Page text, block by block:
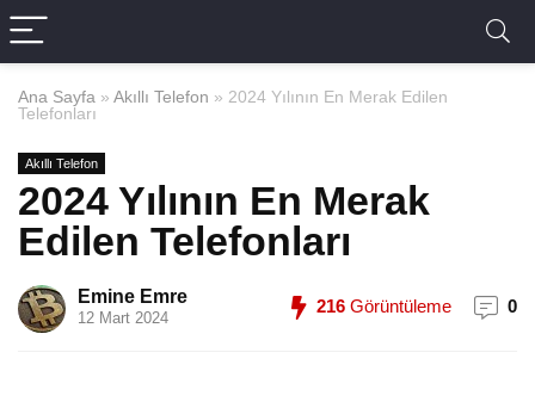
Ana Sayfa » Akıllı Telefon » 2024 Yılının En Merak Edilen
Telefonları
Akıllı Telefon
2024 Yılının En Merak
Edilen Telefonları
Emine Emre
12 Mart 2024
216 Görüntüleme 0